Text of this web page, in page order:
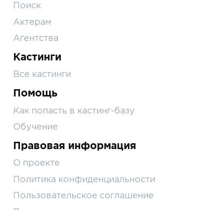
Поиск
Актерам
Агентства
Кастинги
Все кастинги
Помощь
Как попасть в кастинг-базу
Обучение
Правовая информация
О проекте
Политика конфиденциальности
Пользовательское соглашение